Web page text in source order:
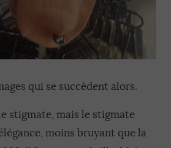
qui se succèdent alors.
le stigmate, mais le stigmate
moins bruyant que la